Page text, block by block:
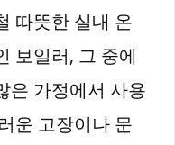
따뜻한 실내 온
보일러, 그 중에
은 가정에서 사용
운 고장이나 문